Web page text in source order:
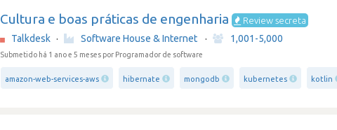
Cultura e boas práticas de engenharia Review secreta
Talkdesk · Software House & Internet · 1,001-5,000
Submetido há 1 ano e 5 meses por Programador de software
amazon-web-services-aws hibernate mongodb kubernetes kotlin